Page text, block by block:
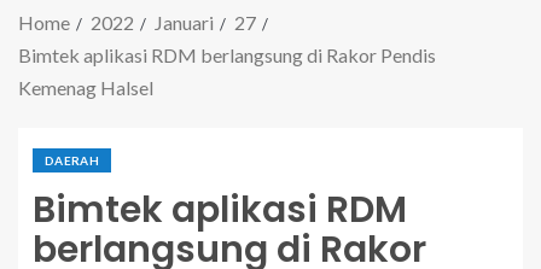
Home 2022 Januari
27
Bimtek aplikasi RDM berlangsung di Rakor Pendis
Kemenag Halsel
DAERAH
Bimtek aplikasi RDM
berlangsung di Rakor